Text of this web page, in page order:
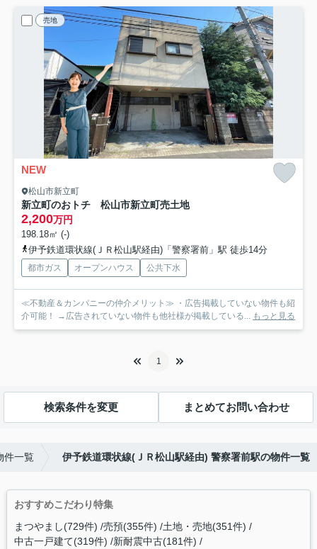
売地
NEW
松山市新立町
新立町のおトチ 松山市新立町売土地
2,200万円
198.18㎡ (-)
伊予鉄道環状線(ＪＲ松山駅経由)「警察署前」駅 徒歩14分
都市ガス オープンハウス 公共下水
≪不動産＆カンパニーの仲介メリット≫ ・広告掲載していない物件も紹
介可能！ →広告されていない物件も他社様が掲載している...
もっと見る
1
検索条件を変更 まとめてお問い合わせ
件一覧 伊予鉄道環状線(ＪＲ松山駅経由) 警察署前駅の物件一覧
おすすめこだわり特集
まつやまし(729件) 売預(355件) 土地・売地(351件)
中古一戸建て(319件) 新耐震中古(181件)